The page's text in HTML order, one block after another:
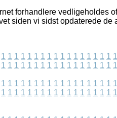
forhandlere vedligeholdes
siden vi sidst opdaterede de
1 1 1 1 1 1 1 1 1 1 1 1 1 1 1 1 1 1
1 1 1 1 1 1 1 1 1 1 1 1 1 1 1 1 1 1
1 1 1 1 1 1 1 1 1 1 1 1 1 1 1 1 1 1
1 1 1 1 1 1 1 1 1 1 1 1 1 1 1 1 1 1